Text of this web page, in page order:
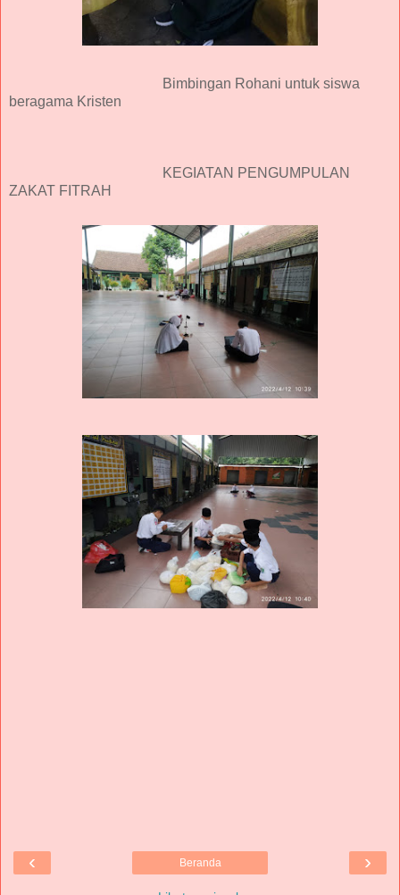
Bimbingan Rohani untuk siswa
beragama Kristen
KEGIATAN PENGUMPULAN
ZAKAT FITRAH
‹ ›
Beranda